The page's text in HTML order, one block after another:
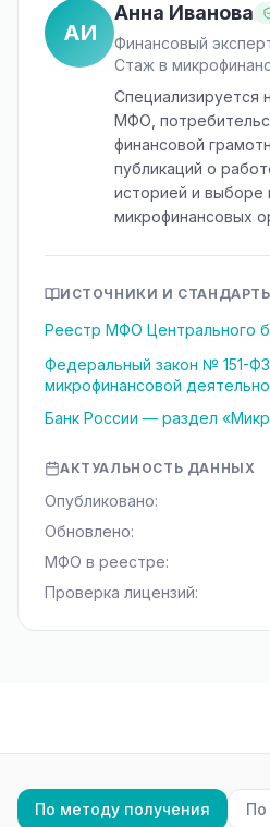
АИ
Анна Иванова
Финансовый
Стаж в
Специализируется
МФО,
финансовой
публикаций о
историей и выборе
микрофинансовых
ИСТОЧНИКИ И
Реестр МФО Центрального
Федеральный закон № 151-
микрофинансовой
Банк России — раздел
АКТУАЛЬНОСТЬ ДАННЫХ
Опубликовано:
Обновлено:
МФО в реестре:
Проверка лицензий:
По методу получения По